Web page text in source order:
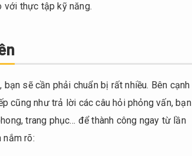
với thực tập kỹ năng.
sẽ cần phải chuẩn bị rất nhiều. Bên cạnh
cũng như trả lời các câu hỏi phỏng vấn, bạn
trang phục… để thành công ngay từ lần
rõ: